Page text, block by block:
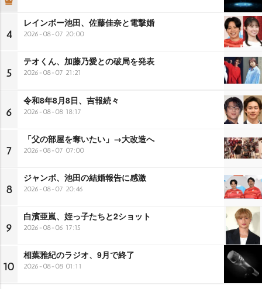
4
レインボー池田、佐藤佳奈と電撃婚
2026-08-07 20:00
5
テオくん、加藤乃愛との破局を発表
2026-08-07 21:21
6
令和8年8月8日、吉報続々
2026-08-08 18:17
7
「父の部屋を奪いたい」→大改造へ
2026-08-07 07:00
8
ジャンボ、池田の結婚報告に感激
2026-08-07 20:46
9
白濱亜嵐、姪っ子たちと2ショット
2026-08-06 17:15
10
相葉雅紀のラジオ、9月で終了
2026-08-08 01:11